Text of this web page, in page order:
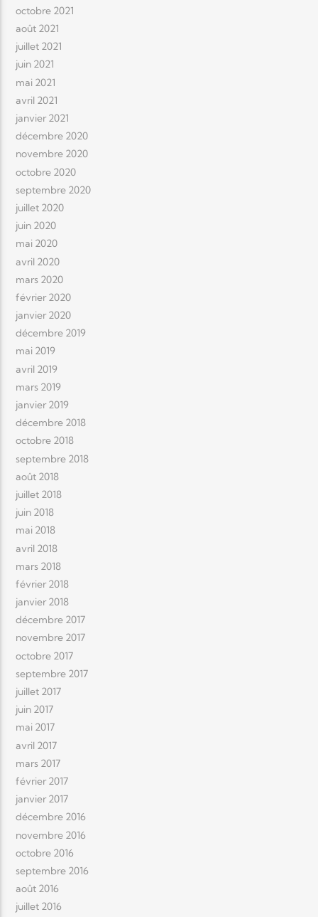
octobre 2021
août 2021
juillet 2021
juin 2021
mai 2021
avril 2021
janvier 2021
décembre 2020
novembre 2020
octobre 2020
septembre 2020
juillet 2020
juin 2020
mai 2020
avril 2020
mars 2020
février 2020
janvier 2020
décembre 2019
mai 2019
avril 2019
mars 2019
janvier 2019
décembre 2018
octobre 2018
septembre 2018
août 2018
juillet 2018
juin 2018
mai 2018
avril 2018
mars 2018
février 2018
janvier 2018
décembre 2017
novembre 2017
octobre 2017
septembre 2017
juillet 2017
juin 2017
mai 2017
avril 2017
mars 2017
février 2017
janvier 2017
décembre 2016
novembre 2016
octobre 2016
septembre 2016
août 2016
juillet 2016